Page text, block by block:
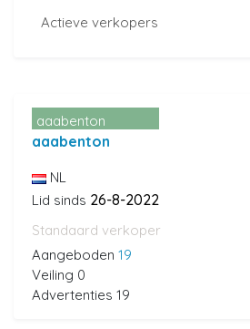
Actieve verkopers
aaabenton
aaabenton
NL
Lid sinds 26-8-2022
Standaard verkoper
Aangeboden 19
Veiling 0
Advertenties 19